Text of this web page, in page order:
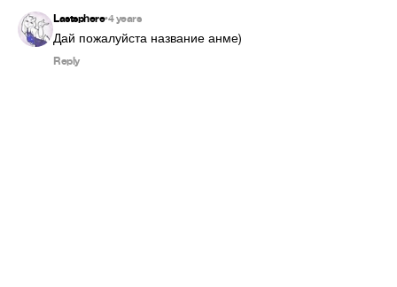
Lastsphere•4 years
Дай пожалуйста название анме)
Reply